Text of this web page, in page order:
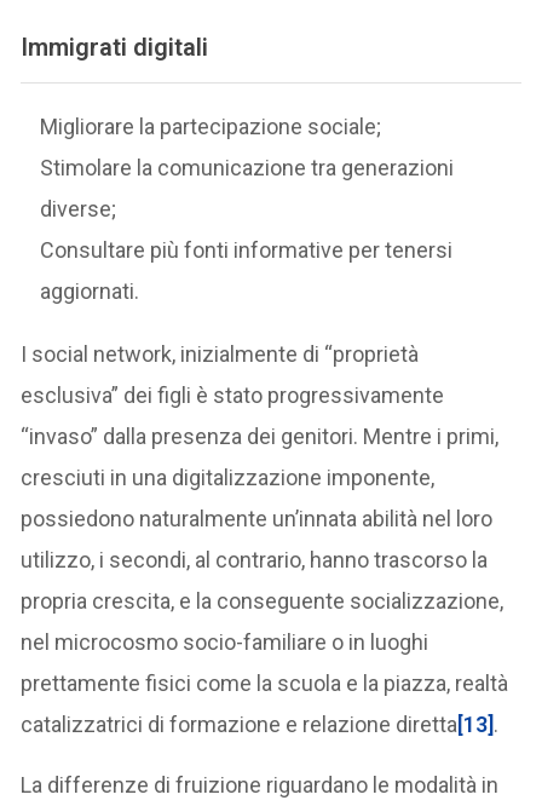
Immigrati digitali
Migliorare la partecipazione sociale;
Stimolare la comunicazione tra generazioni
diverse;
Consultare più fonti informative per tenersi
aggiornati.
I social network, inizialmente di “proprietà
esclusiva” dei figli è stato progressivamente
“invaso” dalla presenza dei genitori. Mentre i primi,
cresciuti in una digitalizzazione imponente,
possiedono naturalmente un’innata abilità nel loro
utilizzo, i secondi, al contrario, hanno trascorso la
propria crescita, e la conseguente socializzazione,
nel microcosmo socio-familiare o in luoghi
prettamente fisici come la scuola e la piazza, realtà
catalizzatrici di formazione e relazione diretta[13].
La differenze di fruizione riguardano le modalità in